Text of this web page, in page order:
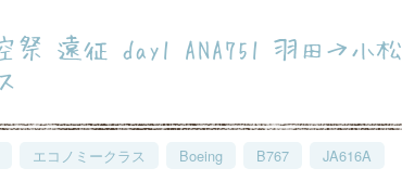
祭 遠征 day1 ANA751 羽田→小松
エコノミークラス Boeing B767 JA616A